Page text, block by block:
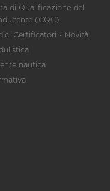
di Qualificazione del
(CQC)
Certificatori - Novità
nautica